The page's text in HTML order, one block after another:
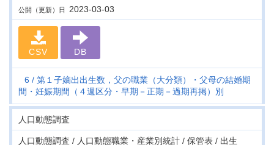
公開（更新）日 2023-03-03
CSV DB
6
第１子嫡出出生数，父の職業（大分類）・父母の結婚期
間・妊娠期間（４週区分・早期－正期－過期再掲）別
人口動態調査
人口動態調査 / 人口動態職業・産業別統計 / 保管表 / 出生